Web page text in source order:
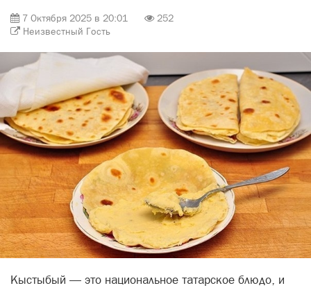
7 Октября 2025 в 20:01
252
Неизвестный Гость
Кыстыбый — это национальное татарское блюдо, и